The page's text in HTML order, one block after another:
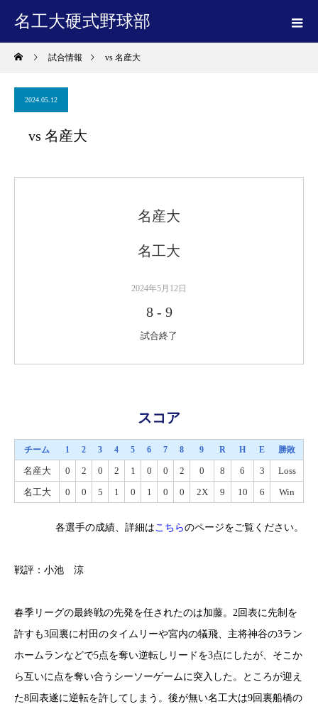
名工大硬式野球部
試合情報 vs 名産大
2024.05.12
vs 名産大
名産大
名工大
2024年5月12日
8- 9
試合終了
スコア
チーム 1 2 3 4 5 6 7 8 9 R H E 勝敗
名産大 0 2 0 2 1 0 0 2 0 8 6 3
Loss
名工大
0 0 5 1 0 1 0 0 2X 9 10 6 Win
各選手の成績、詳細はこちらのページをご覧ください。
戦評：小池 涼
春季リーグの最終戦の先発を任されたのは加藤。2回表に先制を
許すも3回裏に村田のタイムリーや宮内の犠飛、主将神谷の3ラン
ホームランなどで5点を奪い逆転しリードを3点にしたが、そこか
ら互いに点を奪い合うシーソーゲームに突入した。ところが迎え
た8回表遂に逆転を許してしまう。後が無い名工大は9回裏船橋の